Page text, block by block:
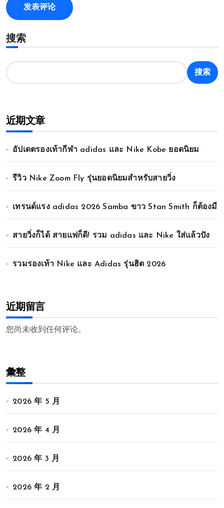
搜索
搜索
近期文章
อัปเดตรองเท้ากีฬา adidas และ Nike Kobe ยอดนิยม
รีวิว Nike Zoom Fly รุ่นยอดนิยมสำหรับสายวิ่ง
เทรนด์แรง adidas 2026 Samba ขาว Stan Smith ก็ต้องมี
สายวิ่งก็ได้ สายแฟก็ดี! รวม adidas และ Nike ใส่แล้วปัง
รวมรองเท้า Nike และ Adidas รุ่นฮิต 2026
近期留言
您尚未收到任何评论。
彙整
2026 年 5 月
2026 年 4 月
2026 年 3 月
2026 年 2 月